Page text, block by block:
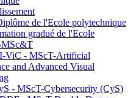
de l'Ecole polytechnique
gradué de l'Ecole
MSc&T
ViC - MScT-Artificial
and Advanced Visual
- MScT-Cybersecurity (CyS)